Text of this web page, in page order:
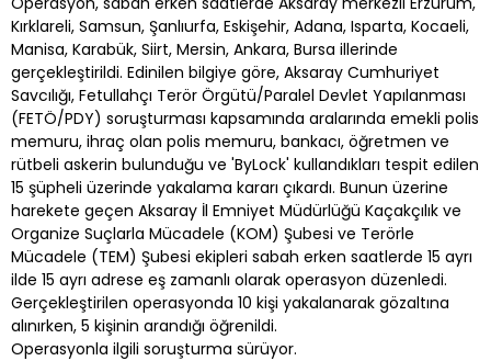
Kırklareli, Samsun, Şanlıurfa, Eskişehir, Adana, Isparta, Kocaeli,
Manisa, Karabük, Siirt, Mersin, Ankara, Bursa illerinde
gerçekleştirildi. Edinilen bilgiye göre, Aksaray Cumhuriyet
Savcılığı, Fetullahçı Terör Örgütü/Paralel Devlet Yapılanması
(FETÖ/PDY) soruşturması kapsamında aralarında emekli polis
memuru, ihraç olan polis memuru, bankacı, öğretmen ve
rütbeli askerin bulunduğu ve 'ByLock' kullandıkları tespit edilen
15 şüpheli üzerinde yakalama kararı çıkardı. Bunun üzerine
harekete geçen Aksaray İl Emniyet Müdürlüğü Kaçakçılık ve
Organize Suçlarla Mücadele (KOM) Şubesi ve Terörle
Mücadele (TEM) Şubesi ekipleri sabah erken saatlerde 15 ayrı
ilde 15 ayrı adrese eş zamanlı olarak operasyon düzenledi.
Gerçekleştirilen operasyonda 10 kişi yakalanarak gözaltına
alınırken, 5 kişinin arandığı öğrenildi.
Operasyonla ilgili soruşturma sürüyor.